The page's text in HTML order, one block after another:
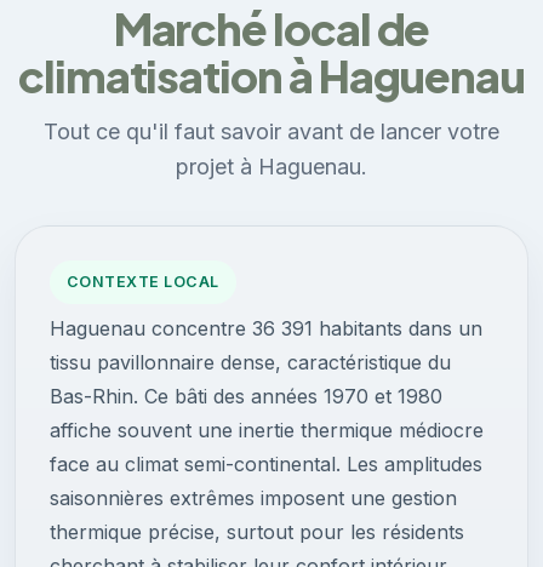
Marché local de
climatisation à Haguenau
Tout ce qu'il faut savoir avant de lancer votre
projet à Haguenau.
CONTEXTE LOCAL
Haguenau concentre 36 391 habitants dans un
tissu pavillonnaire dense, caractéristique du
Bas-Rhin. Ce bâti des années 1970 et 1980
affiche souvent une inertie thermique médiocre
face au climat semi-continental. Les amplitudes
saisonnières extrêmes imposent une gestion
thermique précise, surtout pour les résidents